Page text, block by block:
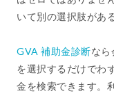
いて別の選択肢があ
GVA 補助金診断なら
を選択するだけでわ
金を検索できます。